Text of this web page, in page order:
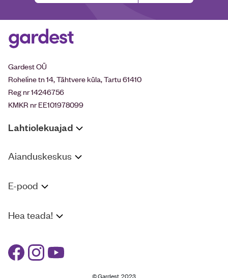
Gardest OÜ
Roheline tn 14, Tähtvere küla, Tartu 61410
Reg nr 14246756
KMKR nr EE101978099
Lahtiolekuajad
Aianduskeskus
E-pood
Hea teada!
© Gardest, 2023